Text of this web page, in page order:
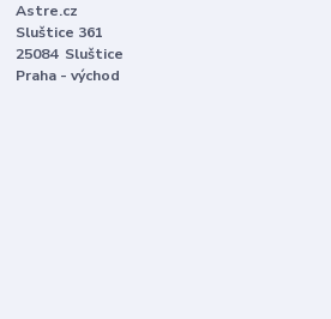
Astre.cz
Sluštice 361
25084 Sluštice
Praha - východ